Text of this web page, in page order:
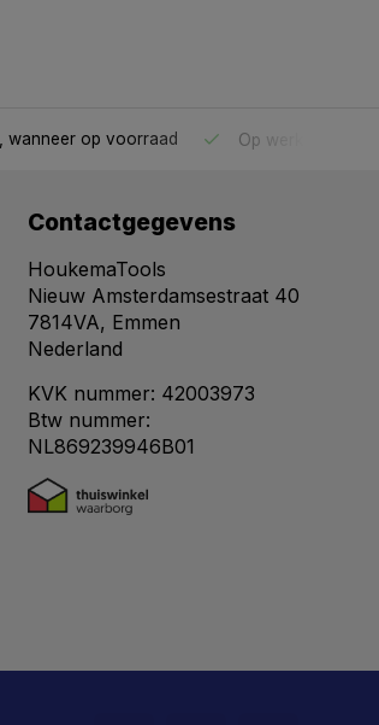
, wanneer op voorraad Op werkdagen
Contactgegevens
HoukemaTools
Nieuw Amsterdamsestraat 40
7814VA, Emmen
Nederland
KVK nummer: 42003973
Btw nummer:
NL869239946B01